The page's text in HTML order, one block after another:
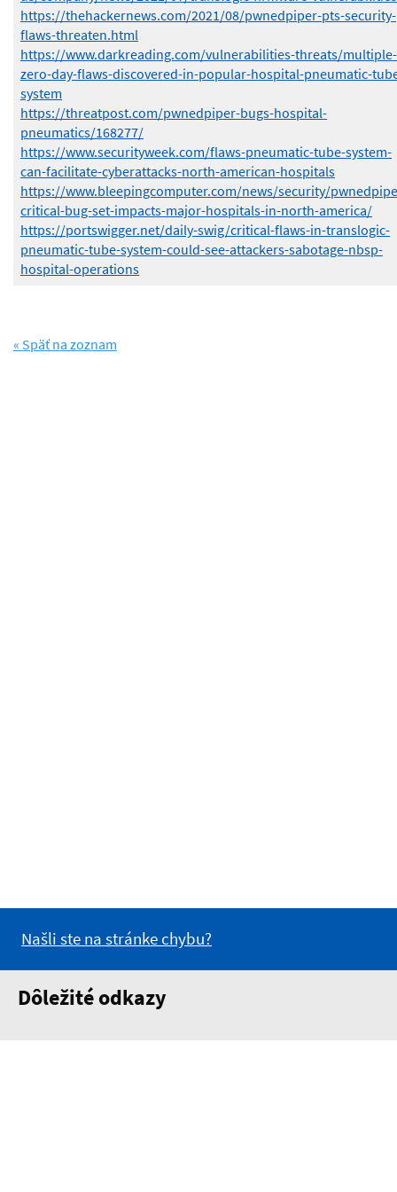
https://thehackernews.com/2021/08/pwnedpiper-pts-security-
flaws-threaten.html
https://www.darkreading.com/vulnerabilities-threats/multiple-
zero-day-flaws-discovered-in-popular-hospital-pneumatic-
system
https://threatpost.com/pwnedpiper-bugs-hospital-
pneumatics/168277/
https://www.securityweek.com/flaws-pneumatic-tube-system-
can-facilitate-cyberattacks-north-american-hospitals
https://www.bleepingcomputer.com/news/security/
critical-bug-set-impacts-major-hospitals-in-north-america/
https://portswigger.net/daily-swig/critical-flaws-in-translogic-
pneumatic-tube-system-could-see-attackers-sabotage-nbsp-
hospital-operations
« Späť na zoznam
Našli ste na stránke chybu?
Dôležité odkazy